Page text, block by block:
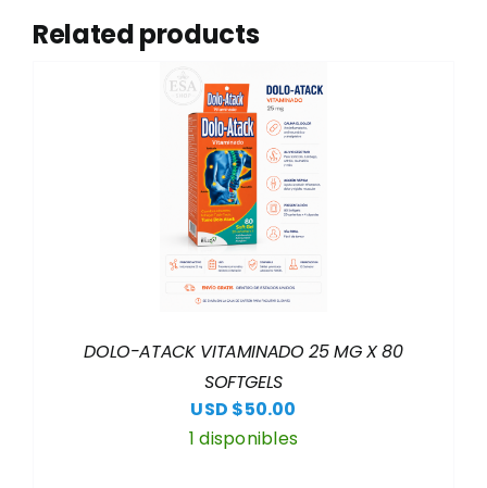
Related products
DOLO-ATACK VITAMINADO 25 MG X 80
SOFTGELS
USD $50.00
1 disponibles